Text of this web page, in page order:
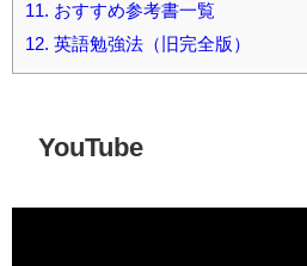
11. おすすめ参考書一覧
12. 英語勉強法（旧完全版）
YouTube